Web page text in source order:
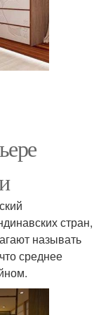
стран,
называть
среднее